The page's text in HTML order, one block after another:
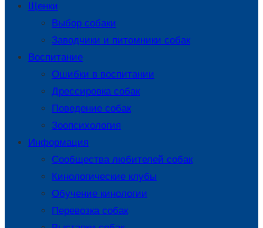
Щенки
Выбор собаки
Заводчики и питомники собак
Воспитание
Ошибки в воспитании
Дрессировка собак
Поведение собак
Зоопсихология
Информация
Сообщества любителей собак
Кинологические клубы
Обучение кинологии
Перевозка собак